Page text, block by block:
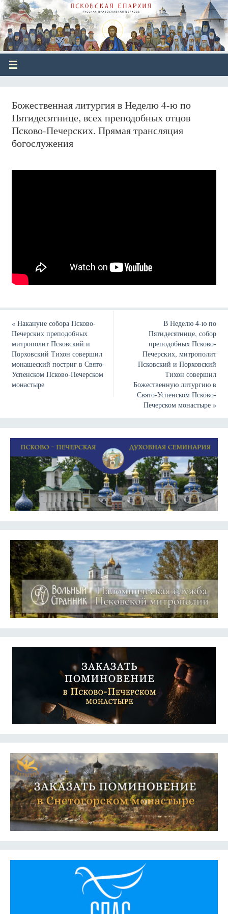
Божественная литургия в Неделю 4-ю по
Пятидесятнице, всех преподобных отцов
Псково-Печерских. Прямая трансляция
богослужения
«Накануне собора Псково-
Печерских преподобных
митрополит Псковский и
Порховский Тихон совершил
монашеский постриг в Свято-
Успенском Псково-Печерском
монастыре
В Неделю 4-ю по
Пятидесятнице, собор
преподобных Псково-
Печерских, митрополит
Псковский и Порховский
Тихон совершил
Божественную литургию в
Свято-Успенском Псково-
Печерском монастыре»